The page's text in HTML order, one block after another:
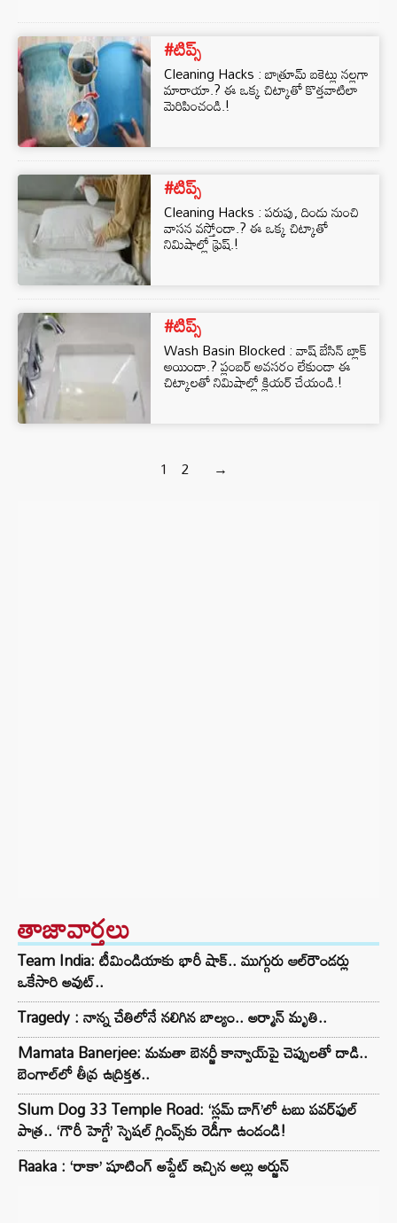
#టిప్స్
Cleaning Hacks : బాత్రూమ్ బకెట్లు నల్లగా
మారాయా.? ఈ ఒక్క చిట్కాతో కొత్తవాటిలా
మెరిపించండి.!
#టిప్స్
Cleaning Hacks : పరుపు, దిండు నుంచి
వాసన వస్తోందా.? ఈ ఒక్క చిట్కాతో
నిమిషాల్లో ఫ్రెష్.!
#టిప్స్
Wash Basin Blocked : వాష్ బేసిన్ బ్లాక్
అయిందా.? ప్లంబర్ అవసరం లేకుండా ఈ
చిట్కాలతో నిమిషాల్లో క్లియర్ చేయండి.!
1 2 →
తాజావార్తలు
Team India: టీమిండియాకు భారీ షాక్.. ముగ్గురు ఆల్‌రౌండర్లు
ఒకేసారి అవుట్..
Tragedy : నాన్న చేతిలోనే నలిగిన బాల్యం.. అర్మాన్ మృతి..
Mamata Banerjee: మమతా బెనర్జీ కాన్వాయ్‌పై చెప్పులతో దాడి..
బెంగాల్‌లో తీవ్ర ఉద్రిక్తత..
Slum Dog 33 Temple Road: ‘స్లమ్ డాగ్’లో టబు పవర్‌ఫుల్
పాత్ర.. ‘గౌరీ హెగ్డే’ స్పెషల్ గ్లింప్స్‌కు రెడీగా ఉండండి!
Raaka : ‘రాకా’ షూటింగ్ అప్డేట్ ఇచ్చిన అల్లు అర్జున్